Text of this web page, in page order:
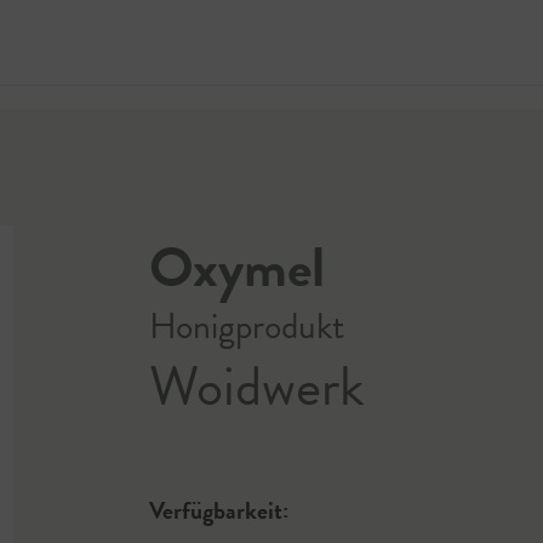
Oxymel
Honigprodukt
Woidwerk
Verfügbarkeit: